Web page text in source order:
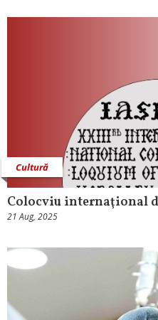
Cultură
Colocviu internaţional
21 Aug, 2025